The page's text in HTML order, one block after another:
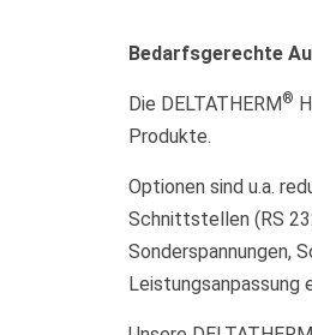
Bedarfsgerechte
Die DELTATHERM®
Produkte.
Optionen sind u.a.
Schnittstellen (RS
Sonderspannungen,
Leistungsanpassung